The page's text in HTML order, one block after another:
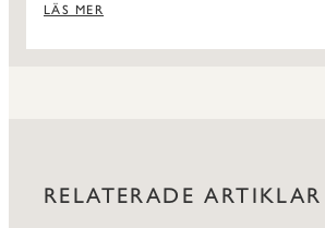
LÄS MER
RELATERADE ARTIKLAR